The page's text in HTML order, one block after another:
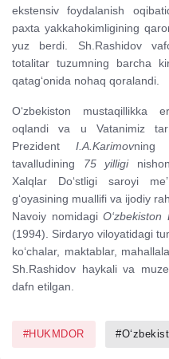
ekstensiv foydalanish
paxta yakkahokimligining
yuz berdi. Sh.Rashidov
totalitar tuzumning barcha
qatag‘onida nohaq qoralandi.
O‘zbekiston mustaqillikka
oqlandi va u Vatanimiz
Prezident I.A.Karimovning
tavalludining 75 yilligi
Xalqlar Do‘stligi saroyi
g‘oyasining muallifi va ijodiy
Navoiy nomidagiO‘zbekiston
(1994). Sirdaryo viloyatidagi
ko‘chalar, maktablar,
Sh.Rashidov haykali va
dafn etilgan.
#HUKMDOR